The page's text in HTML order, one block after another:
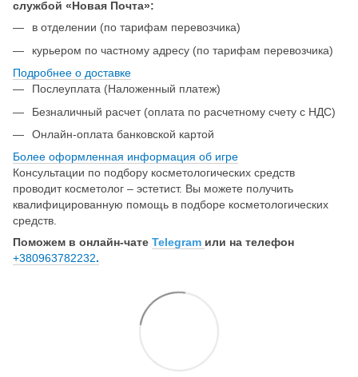
службой «Новая Почта»:
в отделении (по тарифам перевозчика)
курьером по частному адресу (по тарифам перевозчика)
Подробнее о доставке
Послеуплата (Наложенный платеж)
Безналичный расчет (оплата по расчетному счету с НДС)
Онлайн-оплата банковской картой
Более оформленная информация об игре
Консультации по подбору косметологических средств
проводит косметолог – эстетист. Вы можете получить
квалифицированную помощь в подборе косметологических
средств.
Поможем в онлайн-чате Telegram или на телефон
+380963782232.